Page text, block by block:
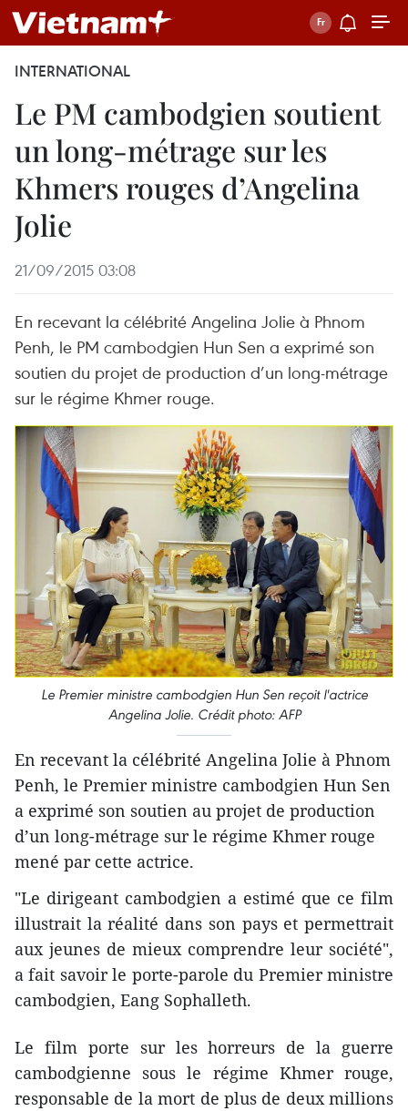
INTERNATIONAL
Le PM cambodgien soutient
un ​long-métrage sur les
Khmers rouges d’Angelina
Jolie
21/09/2015 03:08
En recevant la célébrité Angelina Jolie à Phnom
Penh, le PM cambodgien Hun Sen a exprimé son
soutien du projet de production d’un long-métrage
sur le régime Khmer rouge.
Le Premier ministre cambodgien Hun Sen reçoit l'actrice
Angelina Jolie. Crédit photo: AFP
En recevant la célébrité Angelina Jolie à Phnom
Penh, le Premier ministre cambodgien Hun Sen
a exprimé son soutien au projet de production
d’un long-métrage sur le régime Khmer rouge
mené par cette actrice.
"Le dirigeant cambodgien a estimé que ce film
illustrait la réalité dans son pays et permettrait
aux jeunes de mieux comprendre leur société",
a fait savoir le porte-parole du Premier ministre
cambodgien, Eang Sophalleth.
Le film porte sur les horreurs de la guerre
cambodgienne sous le régime Khmer rouge,
responsable de la mort de plus de deux millions